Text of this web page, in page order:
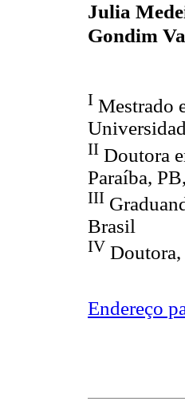
Julia
Gondim
I Mestrado
II Doutora
Paraíba,
III
Brasil
IV Doutora,
Endereço